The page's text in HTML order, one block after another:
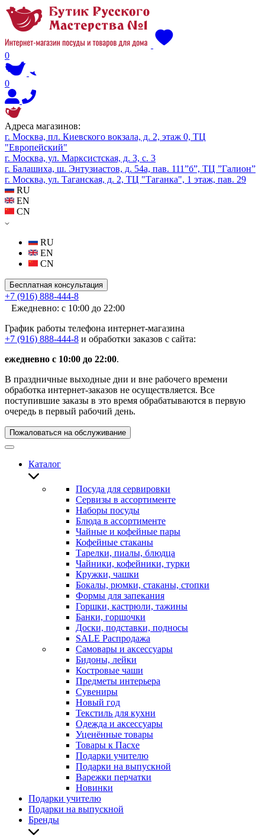
0
0
Адреса магазинов:
г. Москва, пл. Киевского вокзала, д. 2, этаж 0, ТЦ
"Европейский"
г. Москва, ул. Марксистская, д. 3, с. 3
г. Балашиха, ш. Энтузиастов, д. 54а, пав. 111”б”, ТЦ ”Галион”
г. Москва, ул. Таганская, д. 2, ТЦ "Таганка", 1 этаж, пав. 29
RU
EN
CN
RU
EN
CN
Бесплатная консультация
+7 (916) 888-444-8
Ежедневно: с 10:00 до 22:00
График работы телефона интернет-магазина
+7 (916) 888-444-8 и обработки заказов с сайта:
ежедневно с 10:00 до 22:00.
В праздничные выходные дни и вне рабочего времени
обработка интернет-заказов не осуществляется. Все
поступившие заказы в это время обрабатываются в первую
очередь в первый рабочий день.
Пожаловаться на обслуживание
Каталог
Посуда для сервировки
Сервизы в ассортименте
Наборы посуды
Блюда в ассортименте
Чайные и кофейные пары
Кофейные стаканы
Тарелки, пиалы, блюдца
Чайники, кофейники, турки
Кружки, чашки
Бокалы, рюмки, стаканы, стопки
Формы для запекания
Горшки, кастрюли, тажины
Банки, горшочки
Доски, подставки, подносы
SALE Распродажа
Самовары и аксессуары
Бидоны, лейки
Костровые чаши
Предметы интерьера
Сувениры
Новый год
Текстиль для кухни
Одежда и аксессуары
Уценённые товары
Товары к Пасхе
Подарки учителю
Подарки на выпускной
Варежки перчатки
Новинки
Подарки учителю
Подарки на выпускной
Бренды